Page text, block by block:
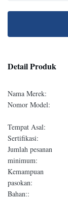
Detail Produk
Nama Merek:
Nomor Model:
Tempat Asal:
Sertifikasi:
Jumlah pesanan
minimum:
Kemampuan
pasokan:
Bahan::